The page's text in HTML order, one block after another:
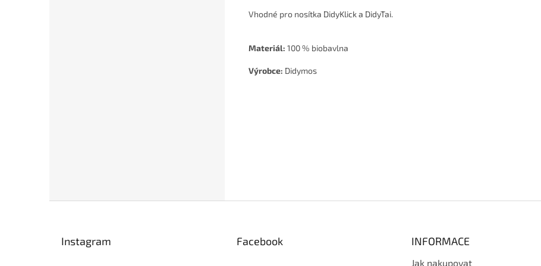
Vhodné pro nosítka DidyKlick a DidyTai.
Materiál: 100 % biobavlna
Výrobce: Didymos
Instagram Facebook INFORMACE
Jak nakupovat